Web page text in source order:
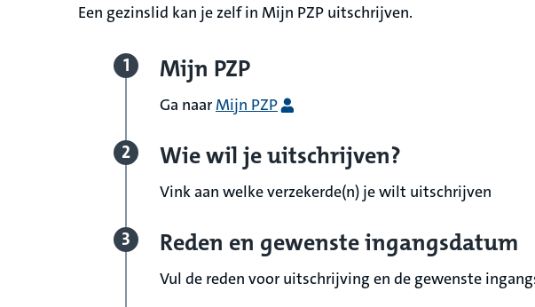
Een gezinslid kan je zelf in Mijn PZP uitschrijven.
Mijn PZP
Ga naar Mijn PZP
Wie wil je uitschrijven?
Vink aan welke verzekerde(n) je wilt uitschrijven
Reden en gewenste ingangsdatum
Vul de reden voor uitschrijving en de gewenste